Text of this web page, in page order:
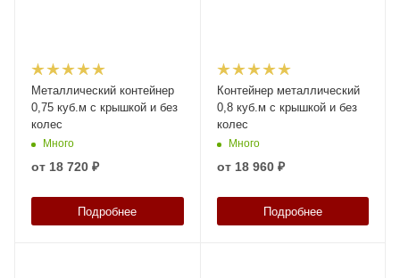
Металлический контейнер
0,75 куб.м с крышкой и без
колес
Много
от 18 720 ₽
Подробнее
Контейнер металлический
0,8 куб.м с крышкой и без
колес
Много
от 18 960 ₽
Подробнее